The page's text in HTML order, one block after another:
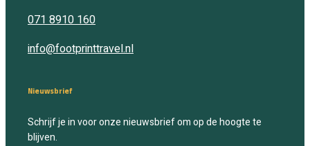
071 8910 160
info@footprinttravel.nl
Nieuwsbrief
Schrijf je in voor onze nieuwsbrief om op de hoogte te
blijven.